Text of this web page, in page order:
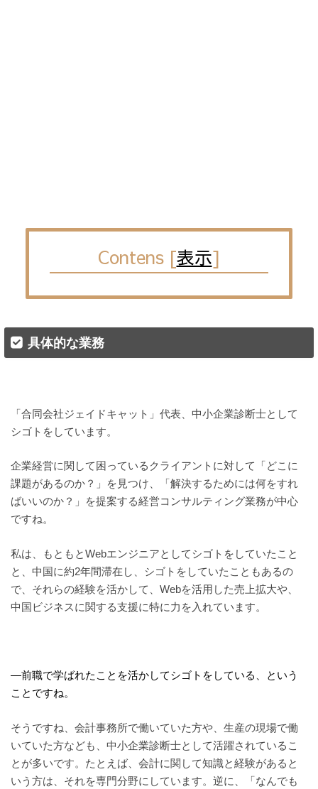
Contens [表示]
具体的な業務
「合同会社ジェイドキャット」代表、中小企業診断士として
シゴトをしています。
企業経営に関して困っているクライアントに対して「どこに
課題があるのか？」を見つけ、「解決するためには何をすれ
ばいいのか？」を提案する経営コンサルティング業務が中心
ですね。
私は、もともとWebエンジニアとしてシゴトをしていたこと
と、中国に約2年間滞在し、シゴトをしていたこともあるの
で、それらの経験を活かして、Webを活用した売上拡大や、
中国ビジネスに関する支援に特に力を入れています。
—前職で学ばれたことを活かしてシゴトをしている、という
ことですね。
そうですね、会計事務所で働いていた方や、生産の現場で働
いていた方なども、中小企業診断士として活躍されているこ
とが多いです。たとえば、会計に関して知識と経験があると
いう方は、それを専門分野にしています。逆に、「なんでも